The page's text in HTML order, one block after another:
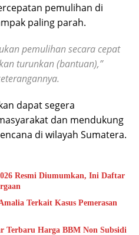
pemulihan di
paling parah.
pemulihan secara cepat
turunkan (bantuan),”
dapat segera
dan mendukung
di wilayah Sumatera.
Resmi Diumumkan, Ini Daftar
Terkait Kasus Pemerasan
Terbaru Harga BBM Non Subsidi